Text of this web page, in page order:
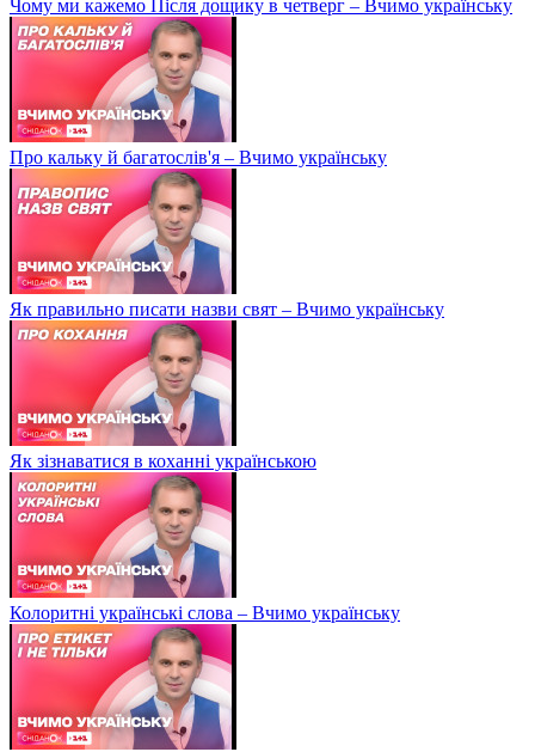
Чому ми кажемо Після дощику в четверг – Вчимо українську
Про кальку й багатослів'я – Вчимо українську
Як правильно писати назви свят – Вчимо українську
Як зізнаватися в коханні українською
Колоритні українські слова – Вчимо українську